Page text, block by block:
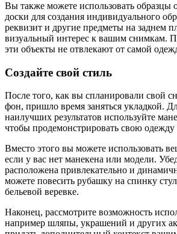
Вы также можете использовать образцы
доски для создания индивидуального
реквизит и другие предметы на заднем
визуальный интерес к вашим снимкам.
эти объекты не отвлекают от самой
Создайте свой стиль
После того, как вы спланировали свой
фон, пришло время заняться укладкой.
наилучших результатов используйте
чтобы продемонстрировать свою одежду
Вместо этого вы можете использовать
если у вас нет манекена или модели.
расположена привлекательно и
можете повесить рубашку на спинку
бельевой веревке.
Наконец, рассмотрите возможность
например шляпы, украшений и других